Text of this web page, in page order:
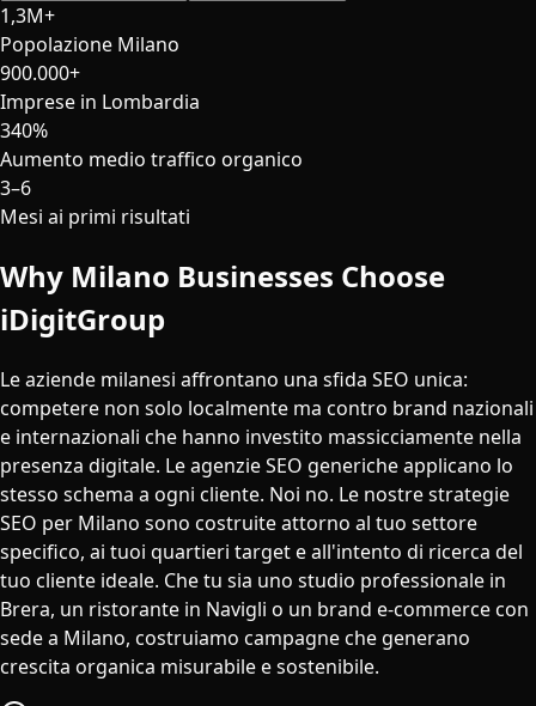
1,3M+
Popolazione Milano
900.000+
Imprese in Lombardia
340%
Aumento medio traffico organico
3–6
Mesi ai primi risultati
Why Milano Businesses Choose
iDigitGroup
Le aziende milanesi affrontano una sfida SEO unica:
competere non solo localmente ma contro brand nazionali
e internazionali che hanno investito massicciamente nella
presenza digitale. Le agenzie SEO generiche applicano lo
stesso schema a ogni cliente. Noi no. Le nostre strategie
SEO per Milano sono costruite attorno al tuo settore
specifico, ai tuoi quartieri target e all'intento di ricerca del
tuo cliente ideale. Che tu sia uno studio professionale in
Brera, un ristorante in Navigli o un brand e-commerce con
sede a Milano, costruiamo campagne che generano
crescita organica misurabile e sostenibile.